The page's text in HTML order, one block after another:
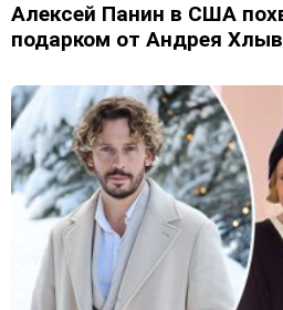
Алексей Панин в США
подарком от Андрея